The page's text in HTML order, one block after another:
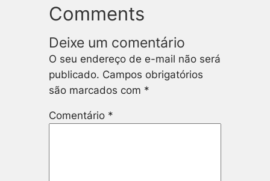
Comments
Deixe um comentário
O seu endereço de e-mail não será
publicado. Campos obrigatórios
são marcados com *
Comentário *